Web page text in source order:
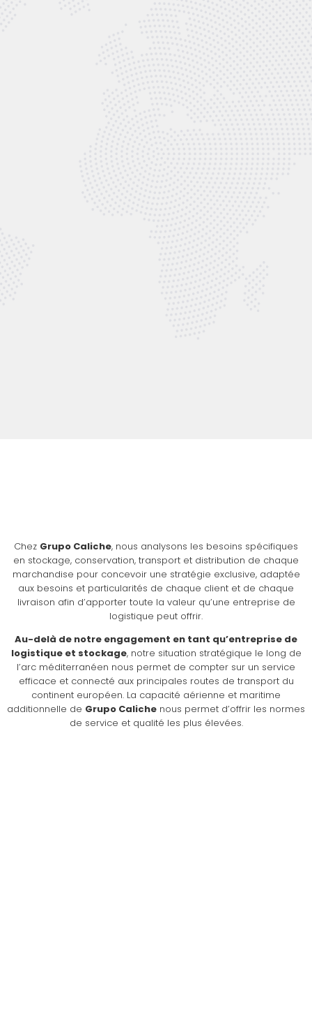
Chez Grupo Caliche, nous analysons les besoins spécifiques
en stockage, conservation, transport et distribution de chaque
marchandise pour concevoir une stratégie exclusive, adaptée
aux besoins et particularités de chaque client et de chaque
livraison afin d’apporter toute la valeur qu’une entreprise de
logistique peut offrir.
Au-delà de notre engagement en tant qu’entreprise de
logistique et stockage, notre situation stratégique le long de
l’arc méditerranéen nous permet de compter sur un service
efficace et connecté aux principales routes de transport du
continent européen. La capacité aérienne et maritime
additionnelle de Grupo Caliche nous permet d’offrir les normes
de service et qualité les plus élevées.